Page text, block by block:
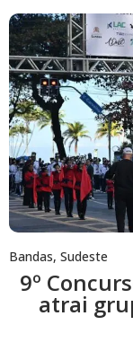
Bandas, Sudeste
9º
atrai